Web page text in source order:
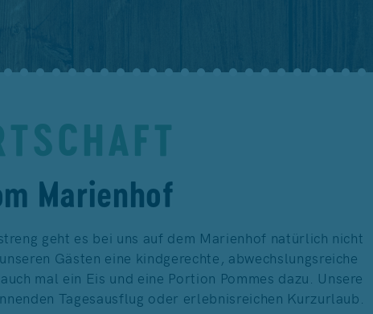
Marienhof
geht es bei uns auf dem Marienhof natürlich nicht
Gästen eine kindgerechte, abwechslungsreiche
mal ein Eis und eine Portion Pommes dazu. Unsere
Tagesausflug oder erlebnisreichen Kurzurlaub.